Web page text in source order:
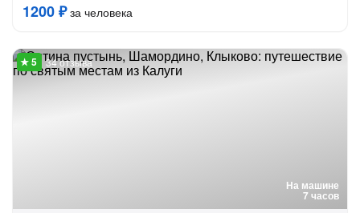
1200 ₽за человека
На машине
7 часов
34 отзыва